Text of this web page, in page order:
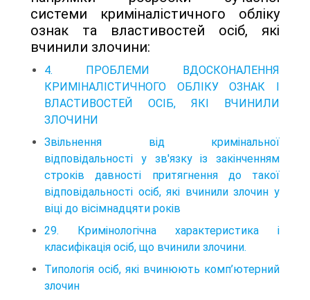
системи криміналістичного обліку
ознак та властивостей осіб, які
вчинили злочини:
4. ПРОБЛЕМИ ВДОСКОНАЛЕННЯ
КРИМІНАЛІСТИЧНОГО ОБЛІКУ ОЗНАК І
ВЛАСТИВОСТЕЙ ОСІБ, ЯКІ ВЧИНИЛИ
ЗЛОЧИНИ
Звільнення від кримінальної
відповідальності у зв'язку із закінченням
строків давності притягнення до такої
відповідальності осіб, які вчинили злочин у
віці до вісімнадцяти років
29. Кримінологічна характеристика і
класифікація осіб, що вчинили злочини.
Типологія осіб, які вчинюють комп’ютерний
злочин